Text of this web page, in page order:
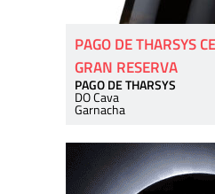
PAGO DE THARSYS
GRAN RESERVA
PAGO DE THARSYS
DO Cava
Garnacha